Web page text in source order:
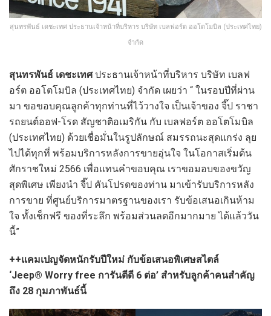
สุนทรพันธ์ เดชะเทศ ประธานเจ้าหน้าที่บริหาร บริษัท เบลฟอร์ต ออโตโมบิล (ประเทศไทย)
จำกัด
สุนทรพันธ์ เดชะเทศประธานเจ้าหน้าที่บริหาร บริษัท เบลฟ
อร์ต ออโตโมบิล (ประเทศไทย) จำกัด เผยว่า “ ในรอบปีที่ผ่าน
มา ขอขอบคุณลูกค้าทุกท่านที่ไว้วางใจ เป็นเจ้าของ จี๊ป ราชา
รถยนต์ออฟ-โรด สัญชาติอเมริกัน กับ เบลฟอร์ต ออโตโมบิล
(ประเทศไทย) ด้วยเชื่อมั่นในรูปลักษณ์ สมรรถนะสุดแกร่ง ลุย
ไปได้ทุกที่ พร้อมบริการหลังการขายอุ่นใจ ในโอกาสเริ่มต้น
ศักราชใหม่ 2566 เพื่อแทนคำขอบคุณ เราขอมอบของขวัญ
สุดพิเศษ เพียงนำ จี๊ป คันโปรดของท่าน มาเข้ารับบริการหลัง
การขาย ที่ศูนย์บริการมาตรฐานของเรา รับข้อเสนอเกินห้าม
ใจ ทั้งเช็กฟรี ของที่ระลึก พร้อมส่วนลดอีกมากมาย ได้แล้ววัน
นี้”
++แคมเปญจัดหนักรับปีใหม่ กับข้อเสนอพิเศษสไตล์
‘Jeep® Worry free การันตีดี 6 ต่อ’ สำหรับลูกค้าคนสำคัญ
ถึง 28 กุมภาพันธ์นี้